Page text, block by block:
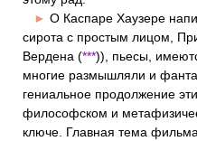
► О Каспаре Хаузере
сирота с простым лицом,
Вердена (***)), пьесы,
многие размышляли и
гениальное продолжение
философском и
ключе. Главная тема